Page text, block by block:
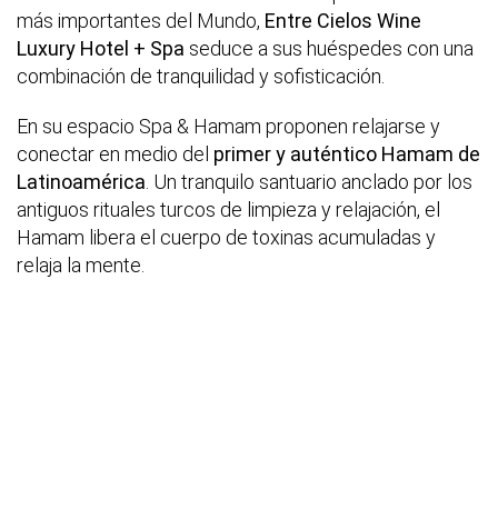
más importantes del Mundo, Entre Cielos Wine
Luxury Hotel + Spa seduce a sus huéspedes con una
combinación de tranquilidad y sofisticación.
En su espacio Spa & Hamam proponen relajarse y
conectar en medio del primer y auténtico Hamam de
Latinoamérica. Un tranquilo santuario anclado por los
antiguos rituales turcos de limpieza y relajación, el
Hamam libera el cuerpo de toxinas acumuladas y
relaja la mente.